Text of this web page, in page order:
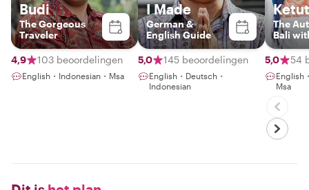
Budi
The Gorgeous
Traveler
4,9 103 beoordelingen
English・Indonesian・Msa
I Made
German &
English Guide
5,0 145 beoordelingen
English・Deutsch・
Indonesian
The
Bali
5,0 54
English
Msa